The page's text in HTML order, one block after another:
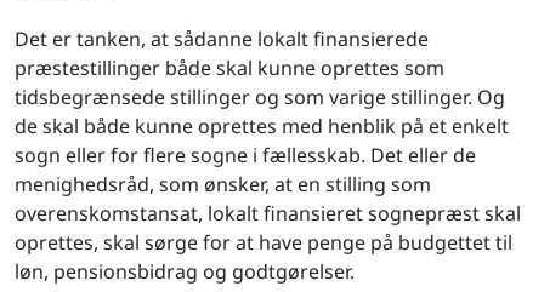
Det er tanken, at sådanne lokalt finansierede
præstestillinger både skal kunne oprettes som
tidsbegrænsede stillinger og som varige stillinger. Og
de skal både kunne oprettes med henblik på et enkelt
sogn eller for flere sogne i fællesskab. Det eller de
menighedsråd, som ønsker, at en stilling som
overenskomstansat, lokalt finansieret sognepræst skal
oprettes, skal sørge for at have penge på budgettet til
løn, pensionsbidrag og godtgørelser.